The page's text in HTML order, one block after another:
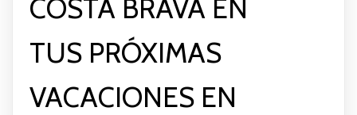
COSTA BRAVA EN
TUS PRÓXIMAS
VACACIONES EN